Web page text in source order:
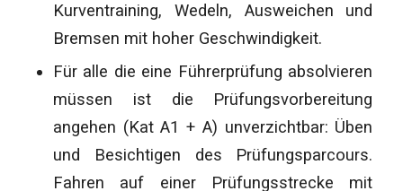
Kurventraining, Wedeln, Ausweichen und
Bremsen mit hoher Geschwindigkeit.
Für alle die eine Führerprüfung absolvieren
müssen ist die Prüfungsvorbereitung
angehen (Kat A1 + A) unverzichtbar: Üben
und Besichtigen des Prüfungsparcours.
Fahren auf einer Prüfungsstrecke mit